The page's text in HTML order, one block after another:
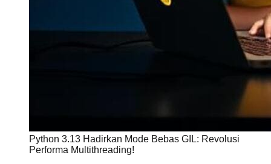
Python 3.13 Hadirkan Mode Bebas GIL: Revolusi
Performa Multithreading!